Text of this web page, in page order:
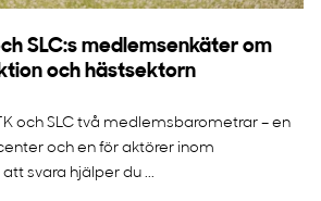
SLC:s medlemsenkäter om
och hästsektorn
och SLC två medlemsbarometrar – en
och en för aktörer inom
svara hjälper du ...